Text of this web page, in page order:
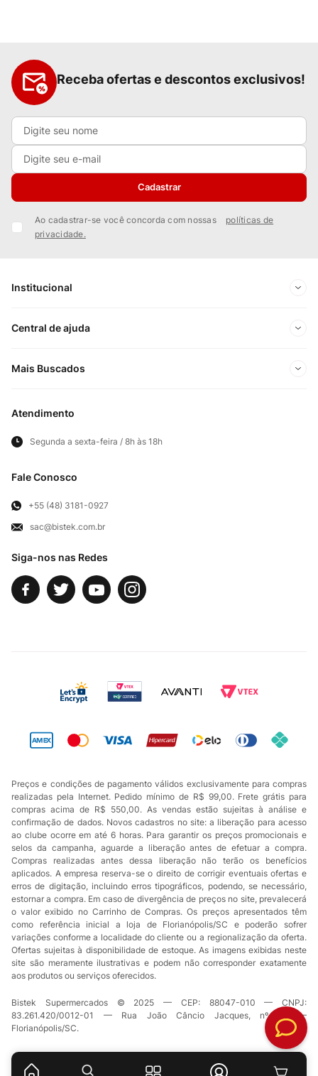
Receba ofertas e descontos exclusivos!
Cadastrar
Ao cadastrar-se você concorda com nossas
políticas de
privacidade.
Siga-nos nas Redes
Institucional
Sobre Nós
Privacidade e Segurança
Panfletos lojas físicas
Central de ajuda
Minha conta
Acompanhe seu pedido
Frete e Entregas
Troca e Devoluções
Exercício de Direito
Fale Conosco
Mais Buscados
Atendimento
Segunda a sexta-feira / 8h às 18h
Fale Conosco
+55 (48) 3181-0927
sac@bistek.com.br
Preços e condições de pagamento válidos exclusivamente para compras
realizadas pela Internet. Pedido mínimo de R$ 99,00. Frete grátis para
compras acima de R$ 550,00. As vendas estão sujeitas à análise e
confirmação de dados. Novos cadastros no site: a liberação para acesso
ao clube ocorre em até 6 horas. Para garantir os preços promocionais e
selos da campanha, aguarde a liberação antes de efetuar a compra.
Compras realizadas antes dessa liberação não terão os benefícios
aplicados. A empresa reserva-se o direito de corrigir eventuais ofertas e
erros de digitação, incluindo erros tipográficos, podendo, se necessário,
estornar a compra. Em caso de divergência de preços no site, prevalecerá
o valor exibido no Carrinho de Compras. Os preços apresentados têm
como referência inicial a loja de Florianópolis/SC e poderão sofrer
variações conforme a localidade do cliente ou a regionalização da oferta.
Ofertas sujeitas à disponibilidade de estoque. As imagens exibidas neste
site são meramente ilustrativas e podem não corresponder exatamente
aos produtos ou serviços oferecidos.
Bistek Supermercados © 2025 — CEP: 88047-010 — CNPJ:
83.261.420/0012-01 — Rua João Câncio Jacques, nº 49 —
Florianópolis/SC.